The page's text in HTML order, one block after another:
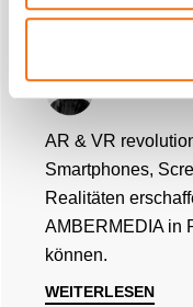
& VR die
AR & VR
Smartphones,
Realitäten
AMBERMEDIA in
können.
WEITERLESEN